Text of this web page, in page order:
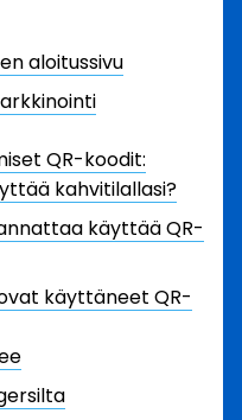
aloitussivu
QR-koodit:
kahvitilallasi?
käyttää QR-
käyttäneet QR-